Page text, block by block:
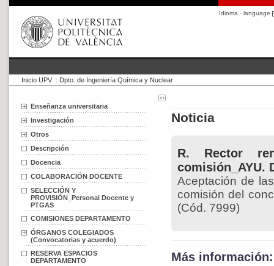
Idioma · language
Inicio UPV :: Dpto. de Ingeniería Química y Nuclear
Enseñanza universitaria
Investigación
Otros
Descripción
Docencia
COLABORACIÓN DOCENTE
SELECCIÓN Y
PROVISIÓN_Personal Docente y
PTGAS
COMISIONES DEPARTAMENTO
ÓRGANOS COLEGIADOS
(Convocatorias y acuerdo)
RESERVA ESPACIOS
DEPARTAMENTO
Noticia
R. Rector
comisión_AYU.
Aceptación de
comisión del
(Cód. 7999)
Más información: